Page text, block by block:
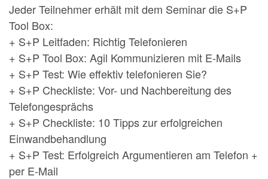
Jeder Teilnehmer erhält mit dem Seminar die S+P
Tool Box:
+ S+P Leitfaden: Richtig Telefonieren
+ S+P Tool Box: Agil Kommunizieren mit E-Mails
+ S+P Test: Wie effektiv telefonieren Sie?
+ S+P Checkliste: Vor- und Nachbereitung des
Telefongesprächs
+ S+P Checkliste: 10 Tipps zur erfolgreichen
Einwandbehandlung
+ S+P Test: Erfolgreich Argumentieren am Telefon +
per E-Mail